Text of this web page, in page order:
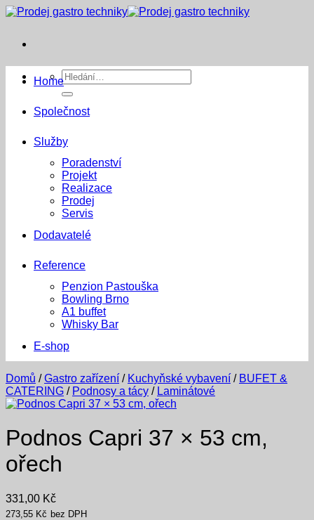
Přeskočit
Hledat:
Home
Společnost
Služby
Poradenství
Projekt
Realizace
Prodej
Servis
Dodavatelé
Reference
Penzion Pastouška
Bowling Brno
A1 buffet
Whisky Bar
E-shop
Domů / Gastro zařízení / Kuchyňské vybavení / BUFET &
CATERING / Podnosy a tácy / Laminátové
Podnos Capri 37 × 53 cm,
ořech
331,00 Kč
273,55 Kč bez DPH